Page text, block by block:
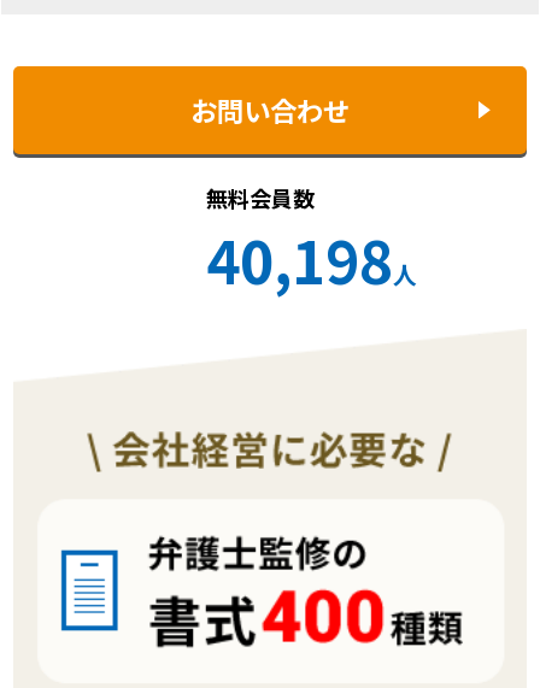
お問い合わせ
無料会員数
40,198人